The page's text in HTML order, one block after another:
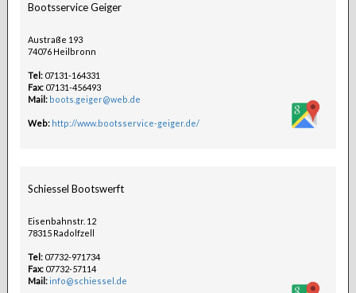
Bootsservice Geiger
Austraße 193
74076 Heilbronn
Tel:07131-164331
Fax:07131-456493
Mail: boots.geiger@web.de
Web: http://www.bootsservice-geiger.de/
Schiessel Bootswerft
Eisenbahnstr. 12
78315 Radolfzell
Tel:07732-971734
Fax:07732-57114
Mail:info@schiessel.de